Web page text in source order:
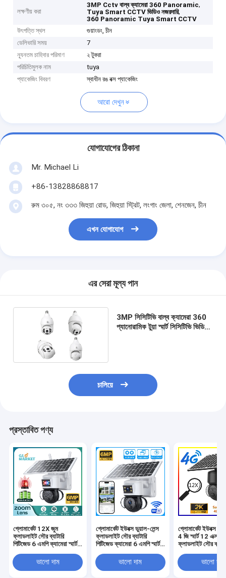
লক্ষণীয় করা
3MP Cctv বাল্ব ক্যামেরা 360 Panoramic,
Tuya Smart CCTV ভিডিও নজরদারি,
360 Panoramic Tuya Smart CCTV
উৎপত্তি স্থল
গুয়াংডং, চীন
ডেলিভারি সময়
7
ন্যূনতম চাহিদার পরিমাণ
২ টুকরা
পরিচিতিমুলক নাম
tuya
প্যাকেজিং বিবরণ
স্বাধীন রঙ বক্স প্যাকেজিং
আরো দেখুন
যোগাযোগের ঠিকানা
Mr. Michael Li
+86-13828868817
রুম ৩০৫, নং ৩৩৩ জিহুয়া রোড, জিহুয়া স্ট্রিট, লংগাং জেলা, শেনজেন, চীন
এখন যোগাযোগ
এর সেরা মূল্য পান
3MP সিসিটিভি বাল্ব ক্যামেরা 360
প্যানোরামিক টুয়া স্মার্ট সিসিটিভি ভিডিও
চালিয়ে
প্রস্তাবিত পণ্য
গ্লোমার্কেট 12X জুম
ফ্লাডলাইট সৌর ব্যাটারি
পিটিজেড 6 এমপি ক্যামেরা স্মার্ট
সিকিউরিটি ক্যামেরা
ভালো দাম
গ্লোমার্কেট ইউবক্স ডুয়াল-লেন্স
ফ্লাডলাইট সৌর ব্যাটারি
পিটিজেড ক্যামেরা 6 এমপি স্মার্ট
পিটিজেড ক্যামেরা
ভালো দাম
গ্লোমার্কেট ইউবক্স
4 জি স্মার্ট 12 এক্স
ফ্লাডলাইট সৌর
পিআইআর হিউম্যান
ক্যামেরা
ভালো দাম